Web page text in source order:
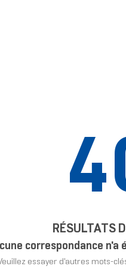
RÉSULTATS
correspondance n'a
essayer d'autres mots-